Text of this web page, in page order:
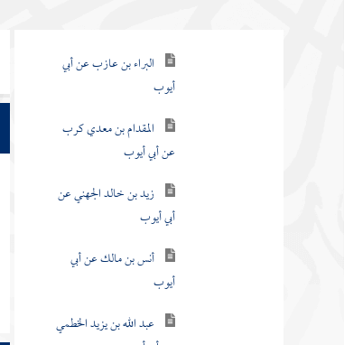
البراء بن عازب عن أبي
أيوب
المقدام بن معدي كرب
عن أبي أيوب
زيد بن خالد الجهني عن
أبي أيوب
أنس بن مالك عن أبي
أيوب
عبد الله بن يزيد الخطمي